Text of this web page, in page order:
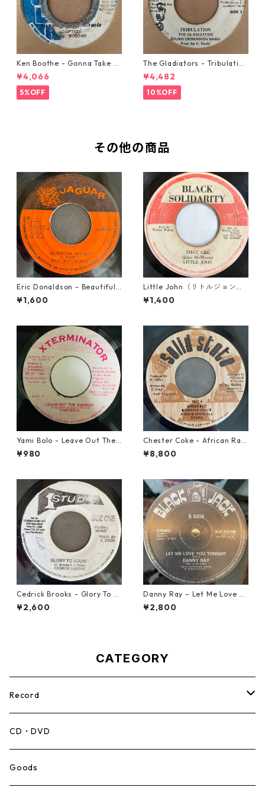
Ken Boothe - Gonna Take A
Miracle【7-21362】
¥4,066
5%OFF
The Gladiators - Tribulation
【7-21365】
¥4,482
10%OFF
その他の商品
Eric Donaldson - Beautiful
Maiden【7-21788】
¥1,600
Little John（リトルジョン）
- That Girl 【7-20045】
¥1,400
Yami Bolo - Leave Out The
Badness 【7-10916】
¥980
Chester Coke - African Rac
e【7-21819】
¥8,800
Cedrick Brooks - Glory To S
ounds【7-21786】
¥2,600
Danny Ray – Let Me Love Yo
u Tonight【12-30001】
¥2,800
CATEGORY
Record
Mento,Calypso,Ballad
Ska
CD・DVD
Goods